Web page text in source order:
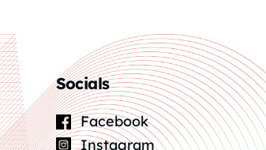
Socials
Facebook
Instagram